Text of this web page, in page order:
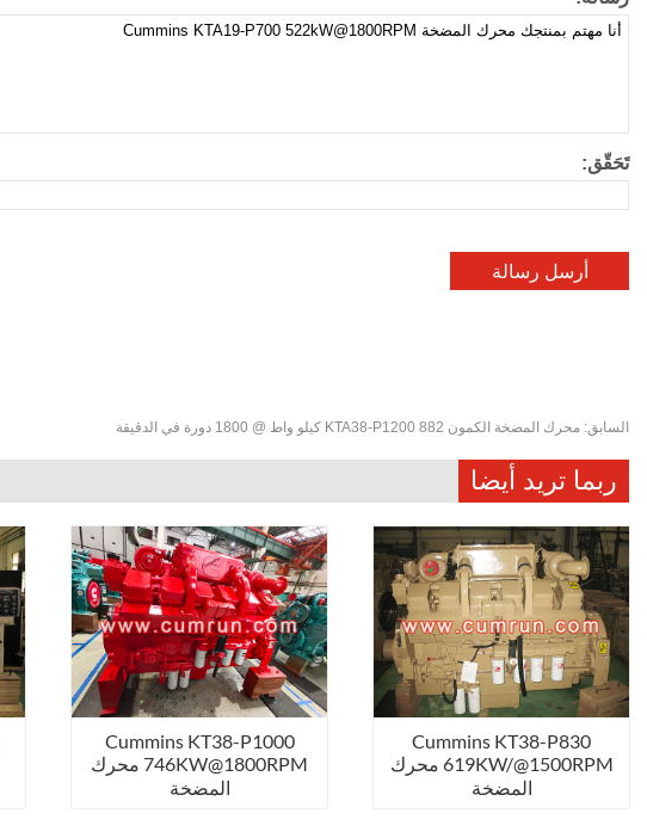
تَحَقّق:
السابق: محرك المضخة الكمون KTA38-P1200 882 كيلو واط @ 1800 دورة في الدقيقة
ربما تريد أيضا
Cummins KT38-P1000
746KW@1800RPM محرك
المضخة
Cummins KT38-P830
619KW/@1500RPM محرك
المضخة